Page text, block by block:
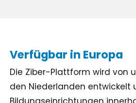
Verfügbar in Europa
Die Ziber-Plattform wird von
den Niederlanden entwickelt